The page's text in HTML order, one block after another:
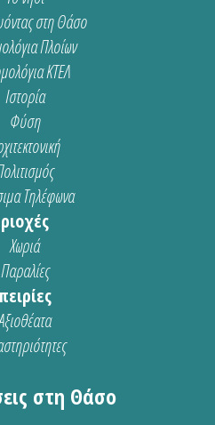
στη Θάσο
Πλοίων
ΚΤΕΛ
Ιστορία
Φύση
Τηλέφωνα
Χωριά
Παραλίες
στη Θάσο